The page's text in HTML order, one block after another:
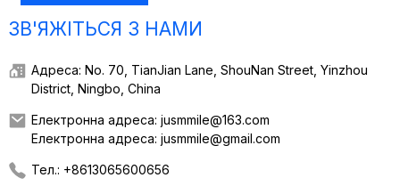
ЗВ'ЯЖІТЬСЯ З НАМИ
Адреса: No. 70, TianJian Lane, ShouNan Street, Yinzhou
District, Ningbo, China
Електронна адреса: jusmmile@163.com
Електронна адреса: jusmmile@gmail.com
Тел.: +8613065600656